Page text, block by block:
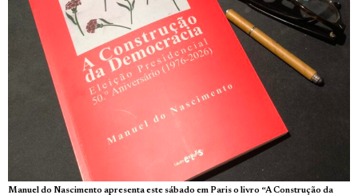
Manuel do Nascimento apresenta este sábado em Paris o livro “A Construção da